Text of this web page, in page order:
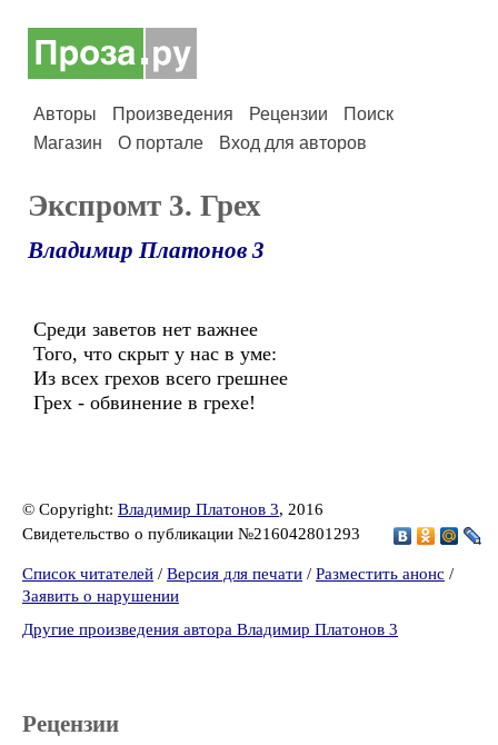
Авторы Произведения Рецензии
Поиск
Магазин
О портале Вход для авторов
Экспромт 3. Грех
Владимир Платонов 3
Среди заветов нет важнее
Того, что скрыт у нас в уме:
Из всех грехов всего грешнее
Грех - обвинение в грехе!
© Copyright: Владимир Платонов 3, 2016
Свидетельство о публикации №216042801293
Список читателей / Версия для печати / Разместить анонс /
Заявить о нарушении
Другие произведения автора Владимир Платонов 3
Рецензии